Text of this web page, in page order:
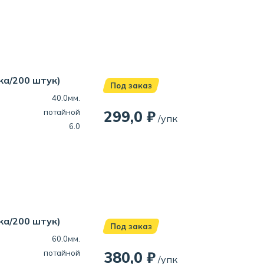
200 штук)
40.0мм.
потайной
6.0
Под заказ
299,0 ₽ /упк
200 штук)
60.0мм.
потайной
Под заказ
380,0 ₽ /упк